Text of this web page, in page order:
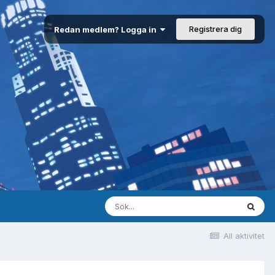
Redan medlem? Logga in Registrera dig
All aktivitet